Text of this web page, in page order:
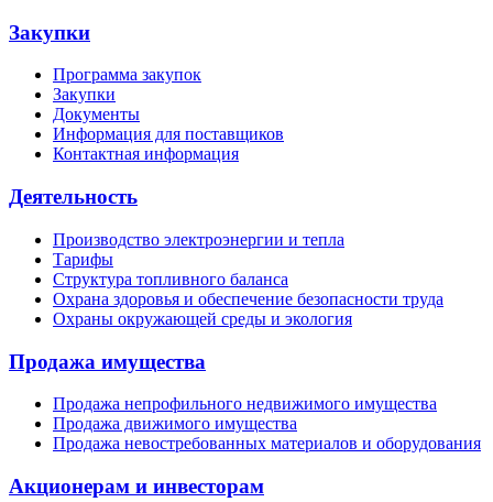
Закупки
Программа закупок
Закупки
Документы
Информация для поставщиков
Контактная информация
Деятельность
Производство электроэнергии и тепла
Тарифы
Структура топливного баланса
Охрана здоровья и обеспечение безопасности труда
Охраны окружающей среды и экология
Продажа имущества
Продажа непрофильного недвижимого имущества
Продажа движимого имущества
Продажа невостребованных материалов и оборудования
Акционерам и инвесторам